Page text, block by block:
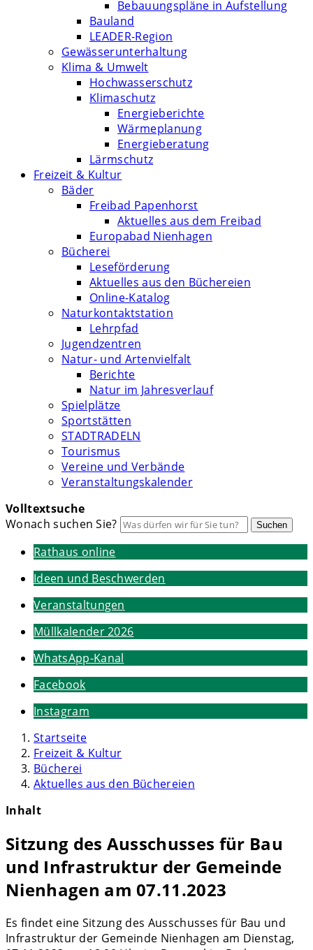
Bebauungspläne in Aufstellung
Bauland
LEADER-Region
Gewässerunterhaltung
Klima & Umwelt
Hochwasserschutz
Klimaschutz
Energieberichte
Wärmeplanung
Energieberatung
Lärmschutz
Freizeit & Kultur
Bäder
Freibad Papenhorst
Aktuelles aus dem Freibad
Europabad Nienhagen
Bücherei
Leseförderung
Aktuelles aus den Büchereien
Online-Katalog
Naturkontaktstation
Lehrpfad
Jugendzentren
Natur- und Artenvielfalt
Berichte
Natur im Jahresverlauf
Spielplätze
Sportstätten
STADTRADELN
Tourismus
Vereine und Verbände
Veranstaltungskalender
Volltextsuche
Wonach suchen Sie?
Suchen
Rathaus online
Ideen und Beschwerden
Veranstaltungen
Müllkalender 2026
WhatsApp-Kanal
Facebook
Instagram
Startseite
Freizeit & Kultur
Bücherei
Aktuelles aus den Büchereien
Inhalt
Sitzung des Ausschusses für Bau
und Infrastruktur der Gemeinde
Nienhagen am 07.11.2023
Es findet eine Sitzung des Ausschusses für Bau und
Infrastruktur der Gemeinde Nienhagen am Dienstag,